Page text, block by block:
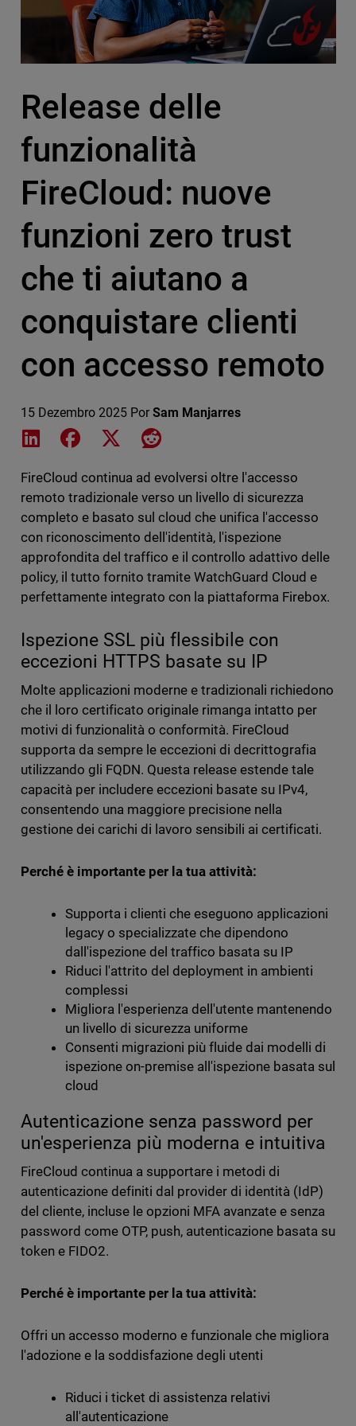
Release delle
funzionalità
FireCloud: nuove
funzioni zero trust
che ti aiutano a
conquistare clienti
con accesso remoto
15 Dezembro 2025 Por Sam Manjarres
Share on LinkedIn
Share on Facebook
Share on XShare on Reddit
FireCloud continua ad evolversi oltre l'accesso
remoto tradizionale verso un livello di sicurezza
completo e basato sul cloud che unifica l'accesso
con riconoscimento dell'identità, l'ispezione
approfondita del traffico e il controllo adattivo delle
policy, il tutto fornito tramite WatchGuard Cloud e
perfettamente integrato con la piattaforma Firebox.
Ispezione SSL più flessibile con
eccezioni HTTPS basate su IP
Molte applicazioni moderne e tradizionali richiedono
che il loro certificato originale rimanga intatto per
motivi di funzionalità o conformità. FireCloud
supporta da sempre le eccezioni di decrittografia
utilizzando gli FQDN. Questa release estende tale
capacità per includere eccezioni basate su IPv4,
consentendo una maggiore precisione nella
gestione dei carichi di lavoro sensibili ai certificati.
Perché è importante per la tua attività:
Supporta i clienti che eseguono applicazioni
legacy o specializzate che dipendono
dall'ispezione del traffico basata su IP
Riduci l'attrito del deployment in ambienti
complessi
Migliora l'esperienza dell'utente mantenendo
un livello di sicurezza uniforme
Consenti migrazioni più fluide dai modelli di
ispezione on-premise all'ispezione basata sul
cloud
Autenticazione senza password per
un'esperienza più moderna e intuitiva
FireCloud continua a supportare i metodi di
autenticazione definiti dal provider di identità (IdP)
del cliente, incluse le opzioni MFA avanzate e senza
password come OTP, push, autenticazione basata su
token e FIDO2.
Perché è importante per la tua attività:
Offri un accesso moderno e funzionale che migliora
l'adozione e la soddisfazione degli utenti
Riduci i ticket di assistenza relativi
all'autenticazione